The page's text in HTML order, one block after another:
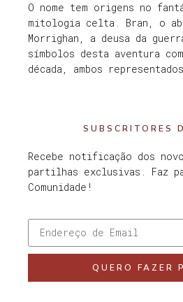
O nome tem origens no
mitologia celta. Bran, o
Morrighan, a deusa da
símbolos desta aventura
década, ambos
SUBSCRITORES
Recebe notificação dos
partilhas exclusivas. Faz
Comunidade!
QUERO FAZER